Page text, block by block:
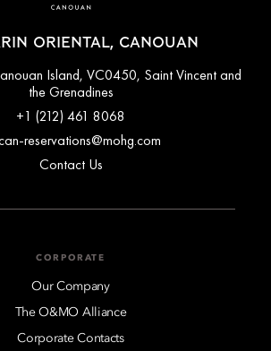
ORIENTAL, CANOUAN
Island, VC0450, Saint Vincent and
the Grenadines
+1 (212) 461 8068
reservations@mohg.com
Contact Us
CORPORATE
Our Company
The O&MO Alliance
Corporate Contacts